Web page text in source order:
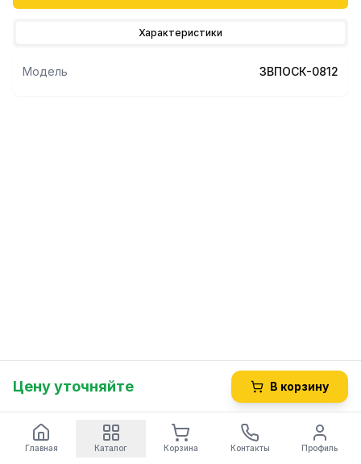
Характеристики
Модель ЗВПОСК-0812
Цену уточняйте В корзину
Главная Каталог Корзина Контакты Профиль